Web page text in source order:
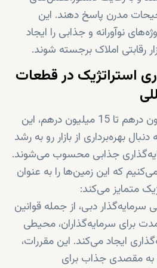
مدرن پاسخ دهند. این
نوآورانه و جذابی را ایجاد
رقابتی املاک برجسته شوند.
استراتژیک در قطعات
با شروع قیمت‌ از 7 میلیون درهم تا 15 میلیون درهم، این
بهره‌برداری از بازار رو به رشد
جذابی محسوب می‌شوند.
که این زمین‌ها را به عنوان
متمایز می‌کند:
دبی، از جمله قوانین
برای سرمایه‌گذاران، محیطی
ایجاد می‌کند. این مقررات،
را به مقصدی جذاب برای